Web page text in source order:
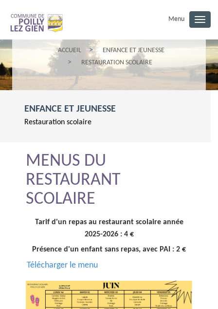
Menu
ACCUEIL
ENFANCE ET JEUNESSE
RESTAURATION SCOLAIRE
ENFANCE ET JEUNESSE
Restauration scolaire
MENUS DU
RESTAURANT
SCOLAIRE
Tarif d'un repas au restaurant scolaire année
2025-2026 : 4 €
Présence d'un enfant sans repas, avec PAI : 2 €
Télécharger le menu